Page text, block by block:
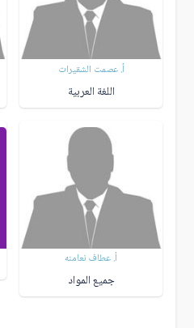
أ. عصمت الشقيرات
اللغة العربية
أ. عطاف نعامنه
جميع المواد